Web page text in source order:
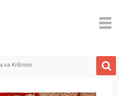
sa Krišnom